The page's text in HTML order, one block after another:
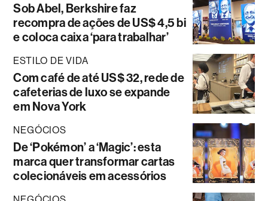
Sob Abel, Berkshire faz
recompra de ações de US$ 4,5 bi
e coloca caixa ‘para trabalhar’
ESTILO DE VIDA
Com café de até US$ 32, rede de
cafeterias de luxo se expande
em Nova York
NEGÓCIOS
De ‘Pokémon’ a ‘Magic’: esta
marca quer transformar cartas
colecionáveis em acessórios